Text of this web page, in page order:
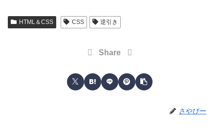
HTML＆CSS CSS 逆引き
Share
さやびー